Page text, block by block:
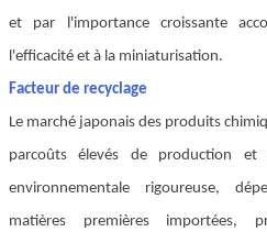
et par l'importance croissante
l'efficacité et à la miniaturisation.
Facteur de recyclage
Le marché japonais des produits
parcoûts élevés de production et
environnementale rigoureuse,
matières premières importées,